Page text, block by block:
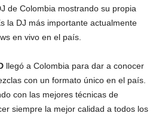
de Colombia mostrando su propia
la DJ más importante actualmente
en vivo en el país.
llegó a Colombia para dar a conocer
con un formato único en el país.
con las mejores técnicas de
siempre la mejor calidad a todos los